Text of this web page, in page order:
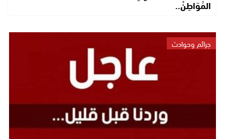
المُوَاطِنْ..
جرائم وحوادث